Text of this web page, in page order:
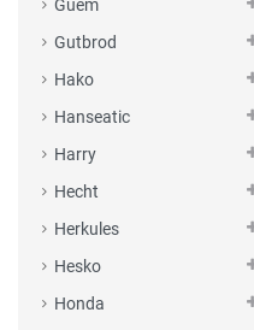
Guem
Gutbrod
Hako
Hanseatic
Harry
Hecht
Herkules
Hesko
Honda